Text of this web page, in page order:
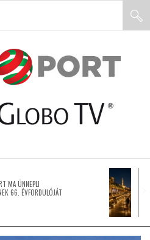
MA ÜNNEPLI
66. ÉVFORDULÓJÁT